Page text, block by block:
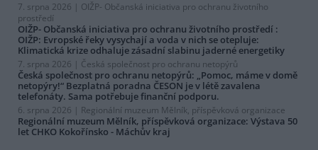
7. srpna 2026 | OIŽP- Občanská iniciativa pro ochranu životního
prostředí
OIŽP- Občanská iniciativa pro ochranu životního prostředí :
OIŽP: Evropské řeky vysychají a voda v nich se otepluje:
Klimatická krize odhaluje zásadní slabinu jaderné energetiky
7. srpna 2026 | Česká společnost pro ochranu netopýrů
Česká společnost pro ochranu netopýrů: „Pomoc, máme v domě
netopýry!“ Bezplatná poradna ČESON je v létě zavalena
telefonáty. Sama potřebuje finanční podporu.
6. srpna 2026 | Regionální muzeum Mělník, příspěvková organizace
Regionální muzeum Mělník, příspěvková organizace: Výstava 50
let CHKO Kokořínsko - Máchův kraj